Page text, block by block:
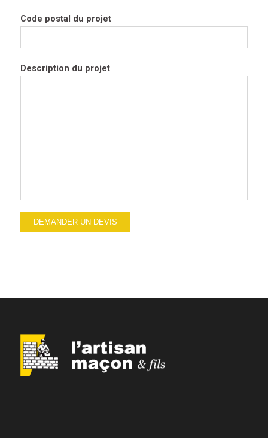
Code postal du projet
Description du projet